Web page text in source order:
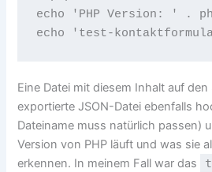
echo 'PHP Version: ' .
echo 'test-
Eine Datei mit diesem Inhalt auf
exportierte JSON-Datei ebenfalls
Dateiname muss natürlich passen)
Version von PHP läuft und was sie
erkennen. In meinem Fall war das